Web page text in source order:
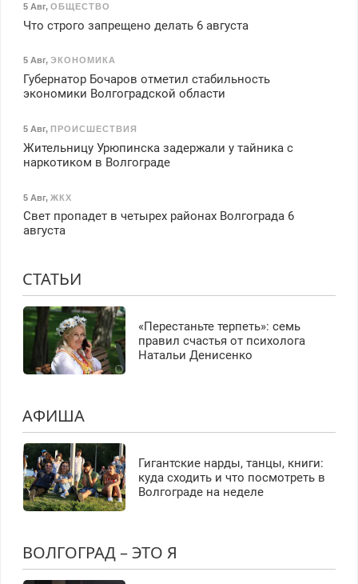
5 Авг, ОБЩЕСТВО
Что строго запрещено делать 6 августа
5 Авг, ЭКОНОМИКА
Губернатор Бочаров отметил стабильность
экономики Волгоградской области
5 Авг, ПРОИСШЕСТВИЯ
Жительницу Урюпинска задержали у тайника с
наркотиком в Волгограде
5 Авг, ЖКХ
Свет пропадет в четырех районах Волгограда 6
августа
СТАТЬИ
«Перестаньте терпеть»: семь
правил счастья от психолога
Натальи Денисенко
АФИША
Гигантские нарды, танцы, книги:
куда сходить и что посмотреть в
Волгограде на неделе
ВОЛГОГРАД – ЭТО Я